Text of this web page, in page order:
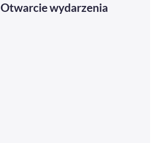
Otwarcie wydarzenia